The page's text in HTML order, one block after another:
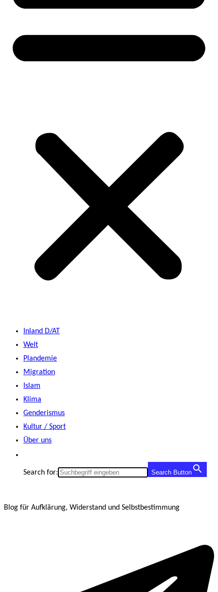
Inland D/AT
Welt
Plandemie
Migration
Islam
Klima
Genderismus
Kultur / Sport
Über uns
Search for: Search Button
Blog für Aufklärung, Widerstand und Selbstbestimmung